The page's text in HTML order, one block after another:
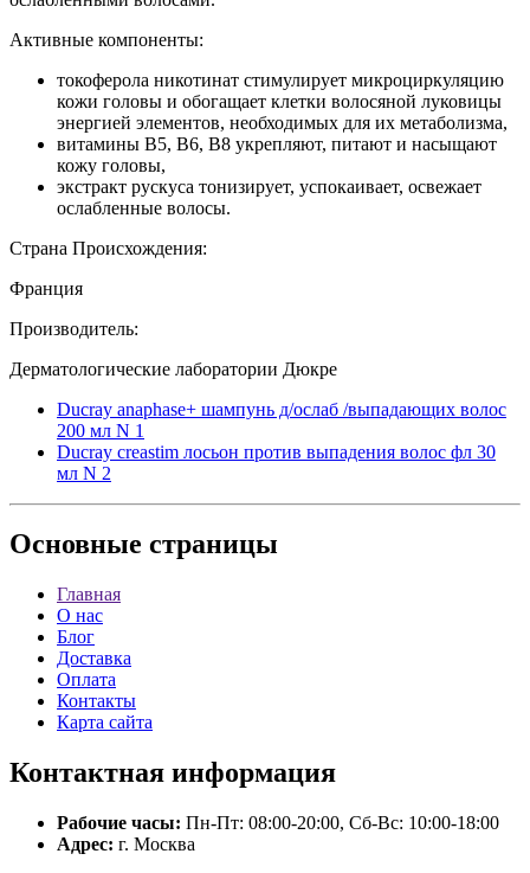
Активные компоненты:
токоферола никотинат стимулирует микроциркуляцию
кожи головы и обогащает клетки волосяной луковицы
энергией элементов, необходимых для их метаболизма,
витамины В5, В6, В8 укрепляют, питают и насыщают
кожу головы,
экстракт рускуса тонизирует, успокаивает, освежает
ослабленные волосы.
Страна Происхождения:
Франция
Производитель:
Дерматологические лаборатории Дюкре
Ducray anaphase+ шампунь д/ослаб /выпадающих волос
200 мл N 1
Ducray creastim лосьон против выпадения волос фл 30
мл N 2
Основные страницы
Главная
О нас
Блог
Доставка
Оплата
Контакты
Карта сайта
Контактная информация
Рабочие часы: Пн-Пт: 08:00-20:00, Сб-Вс: 10:00-18:00
Адрес: г. Москва